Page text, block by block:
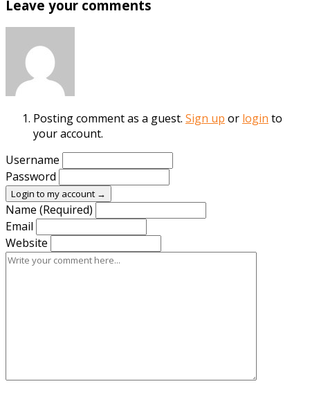
Leave your comments
Posting comment as a guest. Sign up or login to
your account.
Username
Password
Login to my account →
Name (Required)
Email
Website